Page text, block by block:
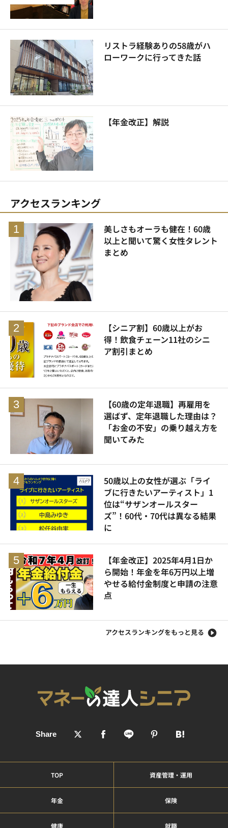
リストラ経験ありの58歳がハ
ローワークに行ってきた話
【年金改正】解説
アクセスランキング
美しさもオーラも健在！60歳
以上と聞いて驚く女性タレント
まとめ
【シニア割】60歳以上がお
得！飲食チェーン11社のシニ
ア割引まとめ
【60歳の定年退職】再雇用を
選ばず、定年退職した理由は？
「お金の不安」の乗り越え方を
聞いてみた
50歳以上の女性が選ぶ「ライ
ブに行きたいアーティスト」1
位は“サザンオールスター
ズ”！60代・70代は異なる結果
に
【年金改正】2025年4月1日か
ら開始！年金を年6万円以上増
やせる給付金制度と申請の注意
点
アクセスランキングをもっと見る
TOP 資産管理・運用
年金 保険
健康 就職